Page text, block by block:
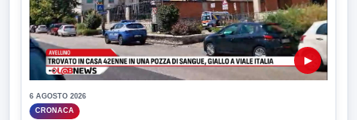
▶
6 AGOSTO 2026
CRONACA